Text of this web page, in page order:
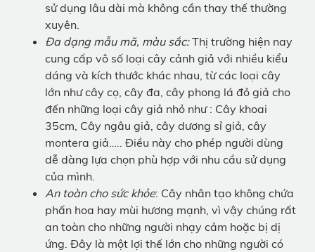
sử dụng lâu dài mà không cần thay thế thường
xuyên.
Đa dạng mẫu mã, màu sắc:Thị trường hiện nay
cung cấp vô số loại cây cảnh giả với nhiều kiểu
dáng và kích thước khác nhau, từ các loại cây
lớn như cây cọ, cây đa, cây phong lá đỏ giả cho
đến những loại cây giả nhỏ như : Cây khoai
35cm, Cây ngâu giả, cây dương sỉ giả, cây
montera giả….. Điều này cho phép người dùng
dễ dàng lựa chọn phù hợp với nhu cầu sử dụng
của mình.
An toàn cho sức khỏe: Cây nhân tạo không chứa
phấn hoa hay mùi hương mạnh, vì vậy chúng rất
an toàn cho những người nhạy cảm hoặc bị dị
ứng. Đây là một lợi thế lớn cho những người có